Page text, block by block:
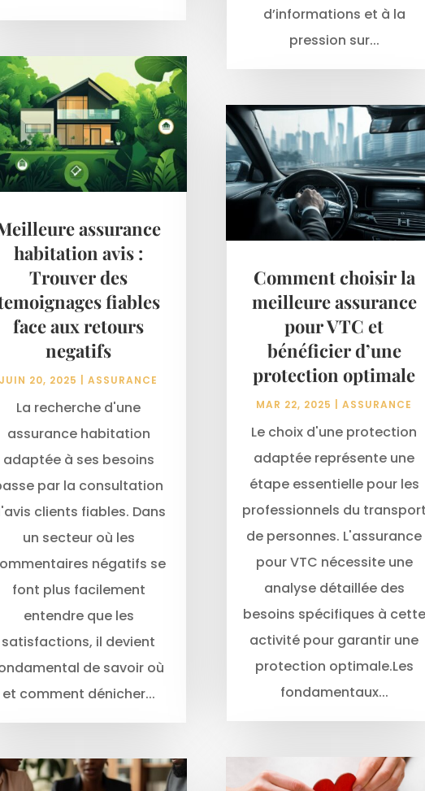
assurance
habitation avis :
Trouver des
fiables
face aux retours
negatifs
JUIN 20, 2025 |ASSURANCE
La recherche d'une
assurance habitation
adaptée à ses besoins
par la consultation
clients fiables. Dans
un secteur où les
négatifs se
font plus facilement
entendre que les
satisfactions, il devient
de savoir où
et comment dénicher...
d’informations et à la
pression sur...
Comment choisir la
meilleure assurance
pour VTC et
bénéficier d’une
protection optimale
MAR 22, 2025 |ASSURANCE
Le choix d'une protection
adaptée représente une
étape essentielle pour les
professionnels du
de personnes. L'assurance
pour VTC nécessite une
analyse détaillée des
besoins spécifiques à cette
activité pour garantir une
protection optimale.Les
fondamentaux...